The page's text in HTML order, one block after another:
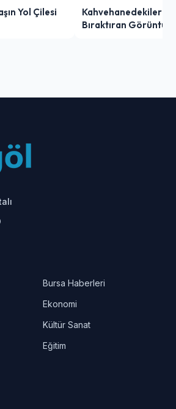
Yol Çilesi
Kahvehanedekiler
Bıraktıran Görüntü!
Bursa Haberleri
Ekonomi
Kültür Sanat
Eğitim